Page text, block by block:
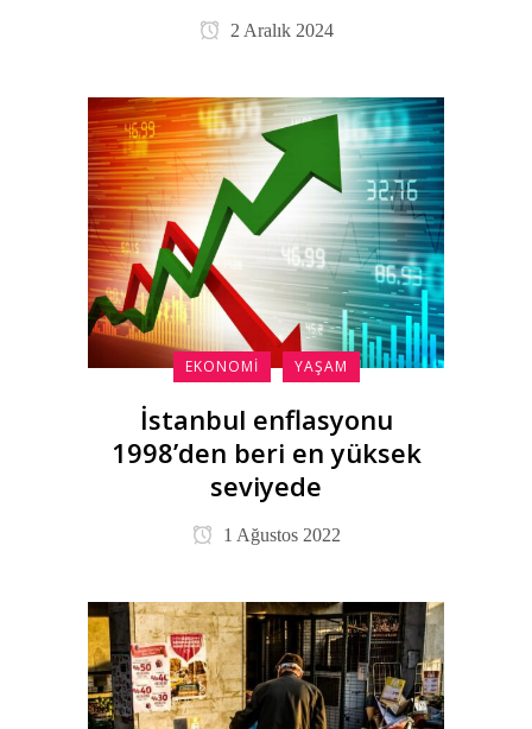
2 Aralık 2024
EKONOMI YAŞAM
İstanbul enflasyonu
1998’den beri en yüksek
seviyede
1 Ağustos 2022